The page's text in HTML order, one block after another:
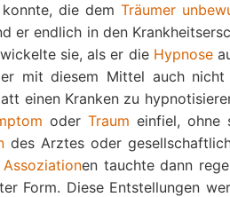
konnte, die demTräumer
er endlich in den
sie, als er die Hypnose
mit diesem Mittel auch nicht
einen Kranken zu
oder Traum einfiel, ohne
des Arztes oder
Assoziationen tauchte dann
Form. Diese Entstellungen